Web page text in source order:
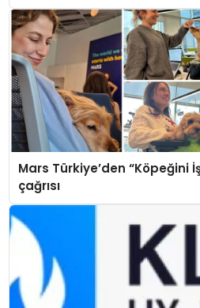
Mars Türkiye’den “Köpeğini
çağrısı